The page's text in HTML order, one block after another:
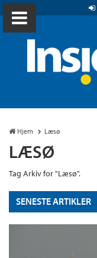
Hjem Læsø
LÆSØ
Tag Arkiv for "Læsø".
SENESTE ARTIKLER